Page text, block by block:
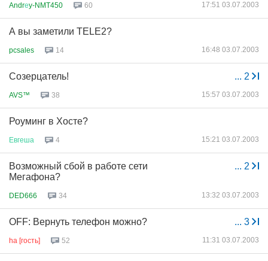
Andrеy-NMT450 60 17:51 03.07.2003
А вы заметили TELE2?
pcsales 14 16:48 03.07.2003
... 2
Созерцатель!
AVS™ 38 15:57 03.07.2003
Роуминг в Хосте?
Евгеша 4 15:21 03.07.2003
... 2
Возможный сбой в работе сети
Мегафона?
DED666 34 13:32 03.07.2003
... 3
OFF: Вернуть телефон можно?
ha [гость] 52 11:31 03.07.2003